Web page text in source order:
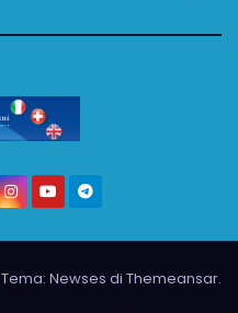
Tema: Newses di Themeansar.